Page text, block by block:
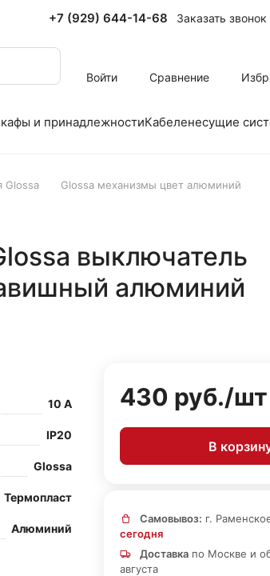
+7 (929) 644-14-68 Заказать звонок
Войти Сравнение
и принадлежностиКабеленесущие
Glossa
Glossa механизмы цвет алюминий
выключатель
алюминий
10 А
IP20
Glossa
Термопласт
Алюминий
430 руб./шт
В
Самовывоз: г.
сегодня
Доставкапо Москве и
августа